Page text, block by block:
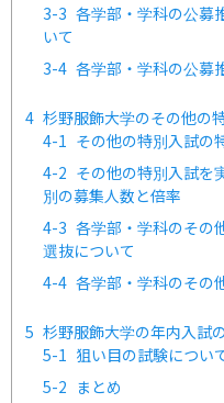
3-3 各学部・学科の公募
いて
3-4 各学部・学科の公募
4 杉野服飾大学のその他の
4-1 その他の特別入試の
4-2 その他の特別入試を
別の募集人数と倍率
4-3 各学部・学科のその
選抜について
4-4 各学部・学科のその
5 杉野服飾大学の年内入試
5-1 狙い目の試験につい
5-2 まとめ